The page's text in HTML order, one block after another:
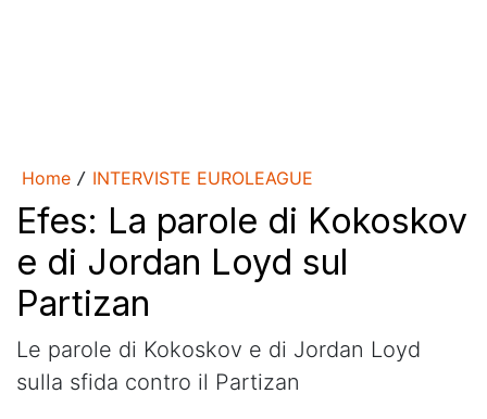
Home / INTERVISTE EUROLEAGUE
Efes: La parole di Kokoskov
e di Jordan Loyd sul
Partizan
Le parole di Kokoskov e di Jordan Loyd
sulla sfida contro il Partizan